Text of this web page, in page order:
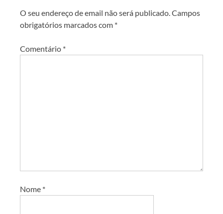
O seu endereço de email não será publicado. Campos
obrigatórios marcados com *
Comentário *
Nome *